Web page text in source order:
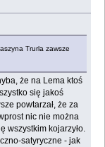
Trurla zawsze
że na Lema ktoś
się jakoś
powtarzał, że za
nic nie można
wszystkim kojarzyło.
satyryczne - jak